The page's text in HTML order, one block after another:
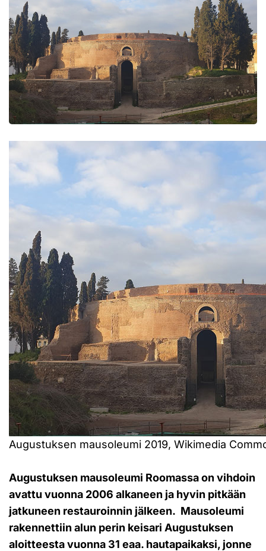
Augustuksen mausoleumi 2019, Wikimedia
Augustuksen mausoleumi Roomassa on vihdoin
avattu vuonna 2006 alkaneen ja hyvin pitkään
jatkuneen restauroinnin jälkeen. Mausoleumi
rakennettiin alun perin keisari Augustuksen
aloitteesta vuonna 31 eaa. hautapaikaksi, jonne